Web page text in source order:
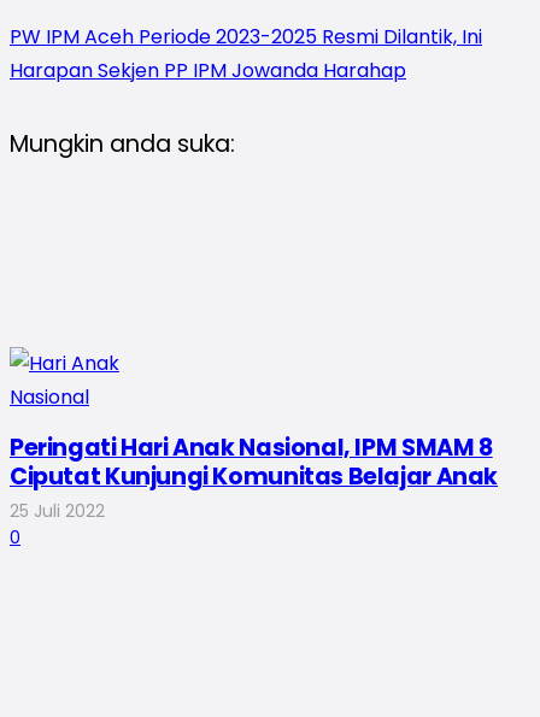
PW IPM Aceh Periode 2023-2025 Resmi Dilantik, Ini
Harapan Sekjen PP IPM Jowanda Harahap
Mungkin anda suka:
Peringati Hari Anak Nasional, IPM SMAM 8
Ciputat Kunjungi Komunitas Belajar Anak
25 Juli 2022
0